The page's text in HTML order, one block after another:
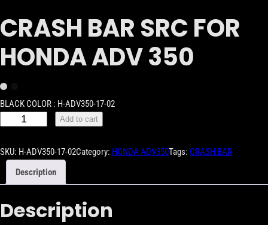
CRASH BAR SRC FOR
HONDA ADV 350
BLACK COLOR : H-ADV350-17-02
Add to cart
SKU: H-ADV350-17-02Category: HONDA ADV350Tags: CRASH BAR
Description
Description